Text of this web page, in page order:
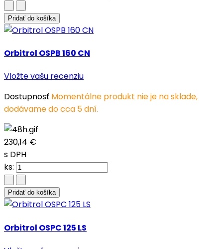
Pridať do košíka
Orbitrol OSPB 160 CN
Vložte vašu recenziu
Dostupnosť Momentálne produkt nie je na sklade,
dodávame do cca 5 dní.
230,14 €
s DPH
ks:
Pridať do košíka
Orbitrol OSPC 125 LS